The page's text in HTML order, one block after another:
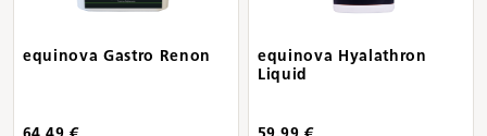
equinova Gastro Renon
equinova Hyalathron
Liquid